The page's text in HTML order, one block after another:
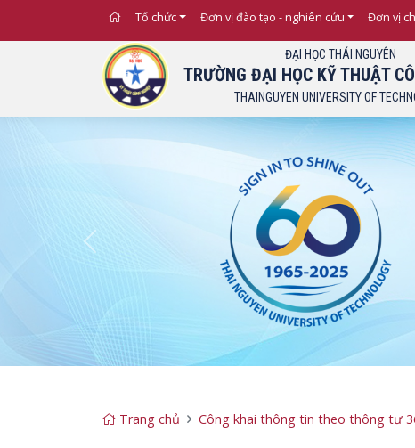
Tổ chức Đơn vị đào tạo - nghiên cứu Đơn vị
ĐẠI HỌC THÁI NGUYÊN
TRƯỜNG ĐẠI HỌC KỸ THUẬT
THAINGUYEN UNIVERSITY OF
Previous
Trang chủ Công khai thông tin theo thông tư